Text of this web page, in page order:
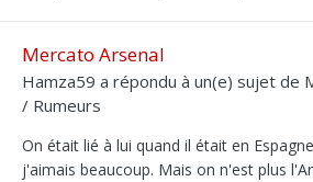
Mercato Arsenal
Hamza59 a répondu à un(e) sujet de
/ Rumeurs
On était lié à lui quand il était en
j'aimais beaucoup. Mais on n'est plus